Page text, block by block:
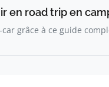
en road trip en
grâce à ce guide